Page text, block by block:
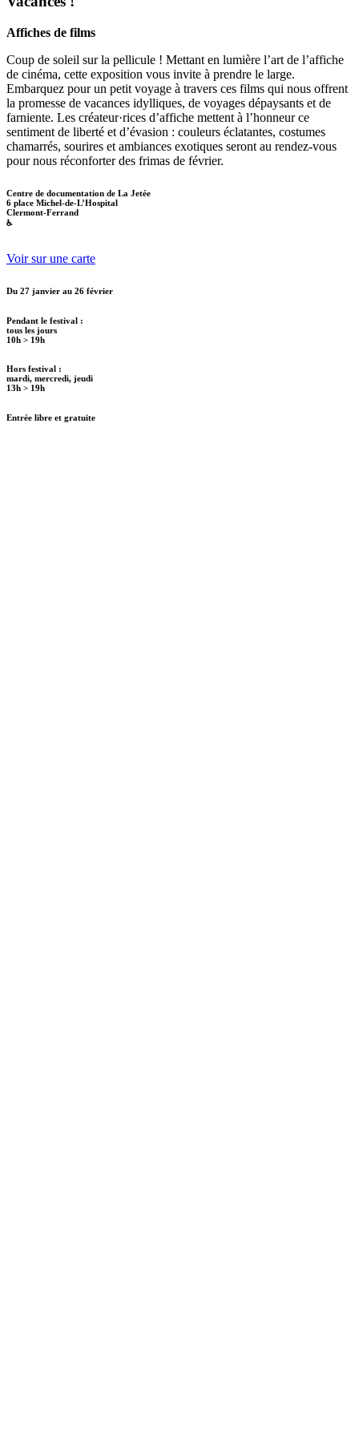
Affiches de films
Coup de soleil sur la pellicule ! Mettant en lumière l’art de l’affiche
de cinéma, cette exposition vous invite à prendre le large.
Embarquez pour un petit voyage à travers ces films qui nous offrent
la promesse de vacances idylliques, de voyages dépaysants et de
farniente. Les créateur·rices d’affiche mettent à l’honneur ce
sentiment de liberté et d’évasion : couleurs éclatantes, costumes
chamarrés, sourires et ambiances exotiques seront au rendez-vous
pour nous réconforter des frimas de février.
Centre de documentation de La Jetée
6 place Michel-de-L’Hospital
Clermont-Ferrand
♿
Voir sur une carte
Du 27 janvier au 26 février
Pendant le festival :
tous les jours
10h > 19h
Hors festival :
mardi, mercredi, jeudi
13h > 19h
Entrée libre et gratuite